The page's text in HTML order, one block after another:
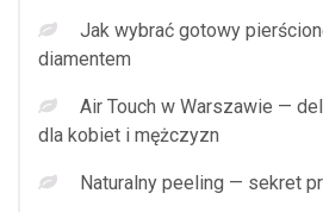
Jak wybrać gotowy
diamentem
Air Touch w Warszawie —
dla kobiet i mężczyzn
Naturalny peeling — sekret